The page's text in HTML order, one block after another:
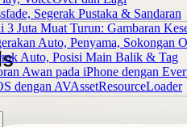
Segerak Pustaka & Sandaran
3 Juta Muat Turun: Gambaran
Auto, Penyama, Sokongan
Auto, Posisi Main Balik & Tag
Awan pada iPhone dengan
dengan AVAssetResourceLoader